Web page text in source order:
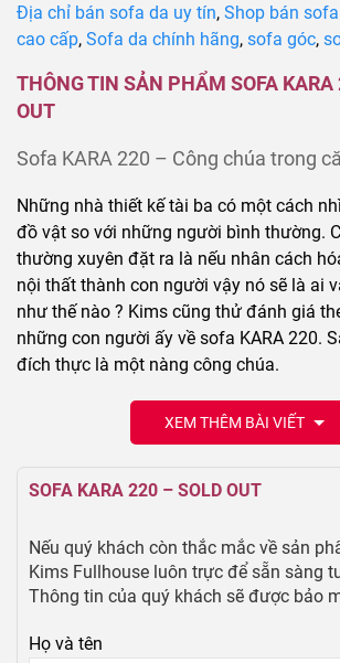
Địa chỉ bán sofa da uy tín, Shop bán
cao cấp, Sofa da chính hãng, sofa góc,
THÔNG TIN SẢN PHẨM SOFA KARA
OUT
Sofa KARA 220 – Công chúa trong
Những nhà thiết kế tài ba có một cách
đồ vật so với những người bình thường.
thường xuyên đặt ra là nếu nhân cách
nội thất thành con người vậy nó sẽ là ai
như thế nào ? Kims cũng thử đánh giá
những con người ấy về sofa KARA 220.
đích thực là một nàng công chúa.
XEM THÊM BÀI VIẾT
SOFA KARA 220 – SOLD OUT
Nếu quý khách còn thắc mắc về sản
Kims Fullhouse luôn trực để sẵn sàng
Thông tin của quý khách sẽ được bảo
Họ và tên